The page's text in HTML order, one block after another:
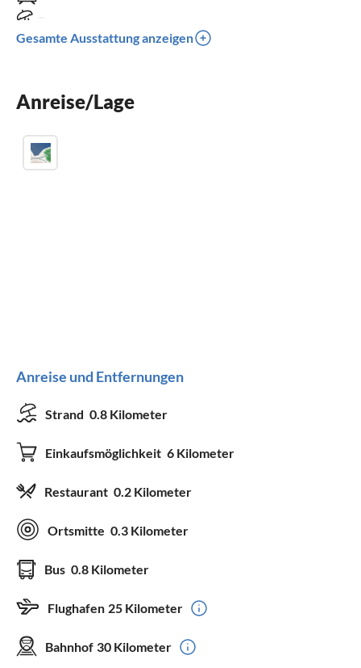
Spülmaschine
Parkplatz
Gesamte Ausstattung anzeigen
Anreise/Lage
Anreise und Entfernungen
Strand 0.8 Kilometer
Einkaufsmöglichkeit 6 Kilometer
Restaurant 0.2 Kilometer
Ortsmitte 0.3 Kilometer
Bus 0.8 Kilometer
Flughafen 25 Kilometer
Bahnhof 30 Kilometer